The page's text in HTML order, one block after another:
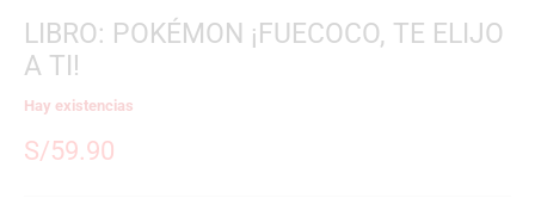
LIBRO: POKÉMON ¡FUECOCO, TE ELIJO
A TI!
Hay existencias
S/59.90